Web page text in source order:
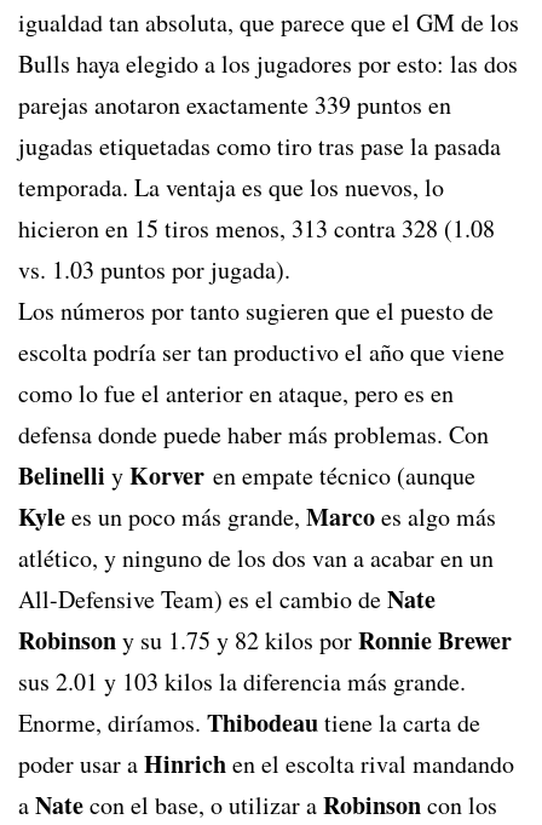
igualdad tan absoluta, que parece que el GM de los
Bulls haya elegido a los jugadores por esto: las dos
parejas anotaron exactamente 339 puntos en
jugadas etiquetadas como tiro tras pase la pasada
temporada. La ventaja es que los nuevos, lo
hicieron en 15 tiros menos, 313 contra 328 (1.08
vs. 1.03 puntos por jugada).
Los números por tanto sugieren que el puesto de
escolta podría ser tan productivo el año que viene
como lo fue el anterior en ataque, pero es en
defensa donde puede haber más problemas. Con
Belinelli yKorver en empate técnico (aunque
Kylees un poco más grande, Marcoes algo más
atlético, y ninguno de los dos van a acabar en un
All-Defensive Team) es el cambio deNate
Robinsony su 1.75 y 82 kilos porRonnie Brewer
sus 2.01 y 103 kilos la diferencia más grande.
Enorme, diríamos. Thibodeautiene la carta de
poder usar aHinrichen el escolta rival mandando
aNatecon el base, o utilizar aRobinsoncon los